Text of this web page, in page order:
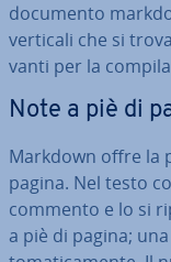
documento
verticali che si
van­ti per la
Note a piè di
Markdown offre la
pagina. Nel testo
commento e lo si
a piè di pagina;